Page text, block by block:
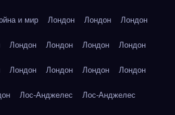
и мир Лондон Лондон Лондон
Лондон Лондон Лондон Лондон
Лондон Лондон Лондон Лондон
Лос-Анджелес Лос-Анджелес